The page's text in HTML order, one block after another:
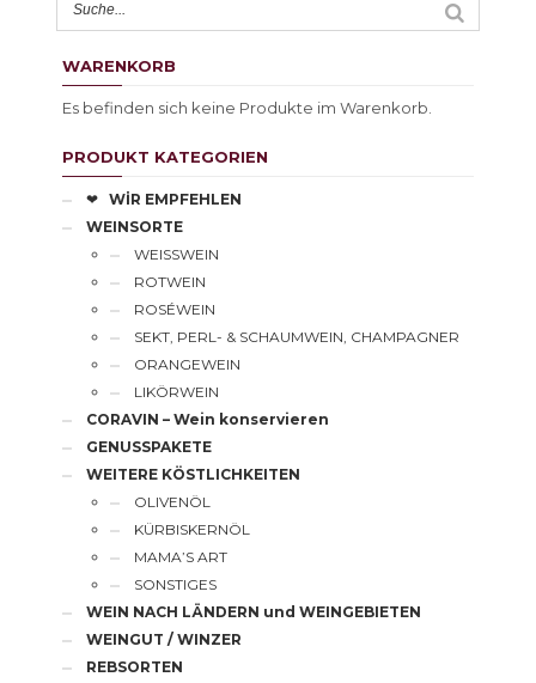
WARENKORB
Es befinden sich keine Produkte im Warenkorb.
PRODUKT KATEGORIEN
❤WİR EMPFEHLEN
WEINSORTE
WEISSWEIN
ROTWEIN
ROSÉWEIN
SEKT, PERL- & SCHAUMWEIN, CHAMPAGNER
ORANGEWEIN
LIKÖRWEIN
CORAVIN – Wein konservieren
GENUSSPAKETE
WEITERE KÖSTLICHKEITEN
OLIVENÖL
KÜRBISKERNÖL
MAMA’S ART
SONSTIGES
WEIN NACH LÄNDERN und WEINGEBIETEN
WEINGUT / WINZER
REBSORTEN